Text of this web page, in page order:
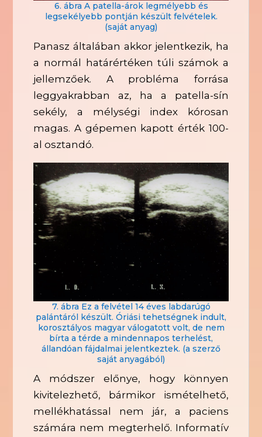
6. ábra A patella-árok legmélyebb és
legsekélyebb pontján készült felvételek.
(saját anyag)
Panasz általában akkor jelentkezik, ha
a normál határértéken túli számok a
jellemzőek. A probléma forrása
leggyakrabban az, ha a patella-sín
sekély, a mélységi index kórosan
magas. A gépemen kapott érték 100-
al osztandó.
7. ábra Ez a felvétel 14 éves labdarúgó
palántáról készült. Óriási tehetségnek indult,
korosztályos magyar válogatott volt, de nem
bírta a térde a mindennapos terhelést,
állandóan fájdalmai jelentkeztek. (a szerző
saját anyagából)
A módszer előnye, hogy könnyen
kivitelezhető, bármikor ismételhető,
mellékhatással nem jár, a paciens
számára nem megterhelő. Informatív